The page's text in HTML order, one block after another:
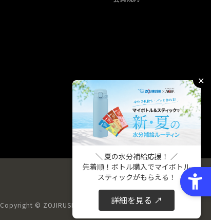
Copyright © ZOJIRUSHI CORPORATION. All Rights Reserved
✕
＼ 夏の水分補給応援！ ／
先着順！ボトル購入でマイボトル
スティックがもらえる！
詳細を見る ↗